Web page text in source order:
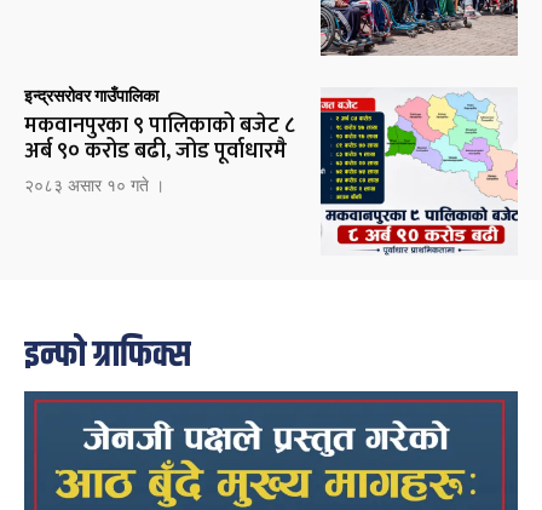
इन्द्रसरोवर गाउँपालिका
मकवानपुरका ९ पालिकाको बजेट ८
अर्ब ९० करोड बढी, जोड पूर्वाधारमै
२०८३ असार १० गते ।
इन्फो ग्राफिक्स